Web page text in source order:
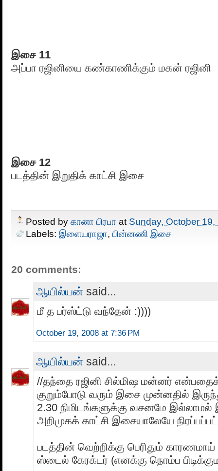
இசை 11
அப்பா ரஜினியை கண்காணிக்கும் மகன் ரஜினி
இசை 12
படத்தின் இறுதிக் காட்சி இசை
Posted by கானா பிரபா at Sunday, October 19,
Labels: இளையராஜா, பின்னணி இசை
20 comments:
ஆயில்யன் said...
மீ த பர்ஸ்ட்டு வந்தேன் :))))
October 19, 2008 at 7:36 PM
ஆயில்யன் said...
//தந்தை ரஜினி சில்மிஷ மன்னர்
குறும்போடு வரும் இசை முன்னதில்
2.30 நிமிடங்களுக்கு வசனமே இல்லாமல்
அறிமுகக் காட்சி இசையாலேயே
படத்தின் வெற்றிக்கு பெரிதும்
ஸ்டைல் கேரக்டர் (எனக்கு நொம்ப